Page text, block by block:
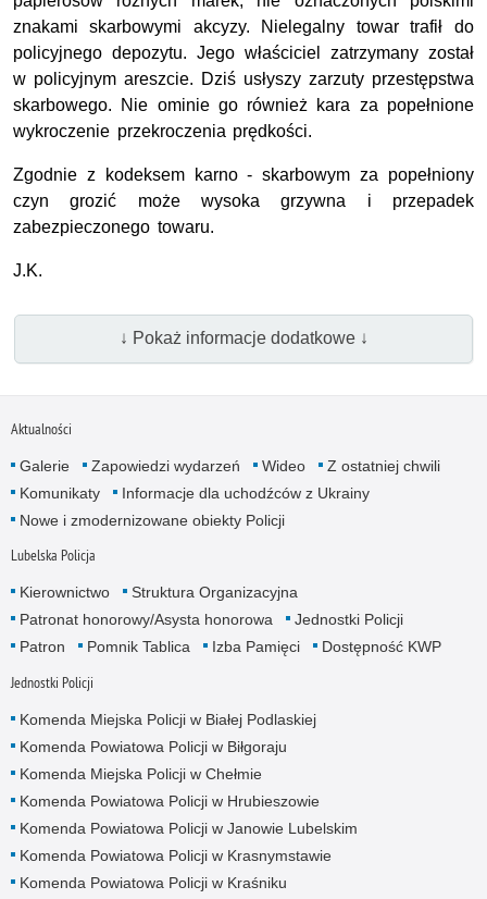
znakami skarbowymi akcyzy. Nielegalny towar trafił do
policyjnego depozytu. Jego właściciel zatrzymany został
w policyjnym areszcie. Dziś usłyszy zarzuty przestępstwa
skarbowego. Nie ominie go również kara za popełnione
wykroczenie przekroczenia prędkości.
Zgodnie z kodeksem karno - skarbowym za popełniony
czyn grozić może wysoka grzywna i przepadek
zabezpieczonego towaru.
J.K.
↓ Pokaż informacje dodatkowe ↓
Aktualności
Galerie Zapowiedzi wydarzeń Wideo
Z ostatniej chwili
Komunikaty
Informacje dla uchodźców z Ukrainy
Nowe i zmodernizowane obiekty Policji
Lubelska Policja
Kierownictwo
Struktura Organizacyjna
Patronat honorowy/Asysta honorowa
Jednostki Policji
Patron
Pomnik Tablica Izba Pamięci Dostępność KWP
Jednostki Policji
Komenda Miejska Policji w Białej Podlaskiej
Komenda Powiatowa Policji w Biłgoraju
Komenda Miejska Policji w Chełmie
Komenda Powiatowa Policji w Hrubieszowie
Komenda Powiatowa Policji w Janowie Lubelskim
Komenda Powiatowa Policji w Krasnymstawie
Komenda Powiatowa Policji w Kraśniku